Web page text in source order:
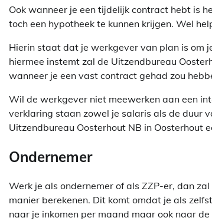
Ook wanneer je een tijdelijk contract hebt is
toch een hypotheek te kunnen krijgen. Wel
Hierin staat dat je werkgever van plan is om
hiermee instemt zal de Uitzendbureau
wanneer je een vast contract gehad zou
Wil de werkgever niet meewerken aan een
verklaring staan zowel je salaris als de duur
Uitzendbureau Oosterhout NB in Oosterhout
Ondernemer
Werk je als ondernemer of als ZZP-er, dan
manier berekenen. Dit komt omdat je als
naar je inkomen per maand maar ook naar